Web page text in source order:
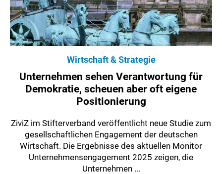
Wirtschaft & Strategie
Unternehmen sehen Verantwortung für
Demokratie, scheuen aber oft eigene
Positionierung
ZiviZ im Stifterverband veröffentlicht neue Studie zum
gesellschaftlichen Engagement der deutschen
Wirtschaft. Die Ergebnisse des aktuellen Monitor
Unternehmensengagement 2025 zeigen, die
Unternehmen ...